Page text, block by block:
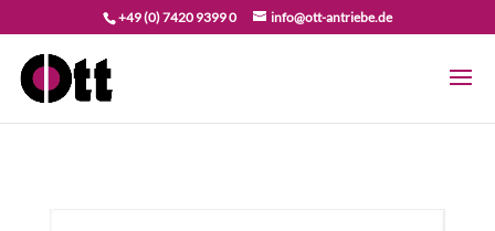
+49 (0) 7420 9399 0 info@ott-antriebe.de